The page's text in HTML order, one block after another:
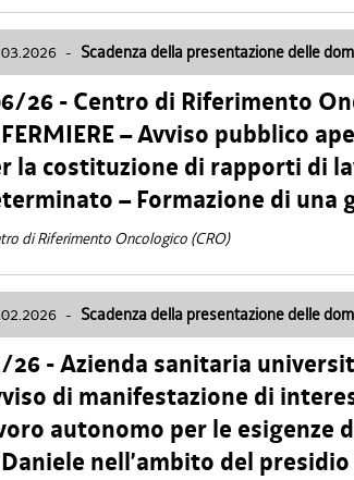
- Scadenza della presentazione delle
26 - Centro di Riferimento
– Avviso pubblico
la costituzione di rapporti di
– Formazione di una
di Riferimento Oncologico (CRO)
- Scadenza della presentazione delle
26 - Azienda sanitaria
di manifestazione di
autonomo per le esigenze
nell’ambito del